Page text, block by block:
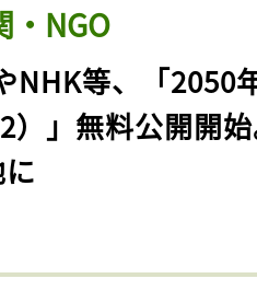
・NGO
NHK等、「2050
）」無料公開開